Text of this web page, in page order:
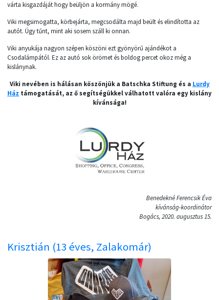
várta kisgazdáját hogy beüljön a kormány mögé.
Viki megsimogatta, körbejárta, megcsodálta majd beült és elindította az
autót. Úgy tűnt, mint aki sosem száll ki onnan.
Viki anyukája nagyon szépen köszöni ezt gyönyörű ajándékot a
Csodalámpától. Ez az autó sok örömet és boldog percet okoz még a
kislánynak.
Viki nevében is hálásan köszönjük a Batschka Stiftung és a Lurdy
Ház támogatását, az ő segítségükkel válhatott valóra egy kislány
kívánsága!
Benedekné Ferencsik Éva
kívánság-koordinátor
Bogács, 2020. augusztus 15.
Krisztián (13 éves, Zalakomár)